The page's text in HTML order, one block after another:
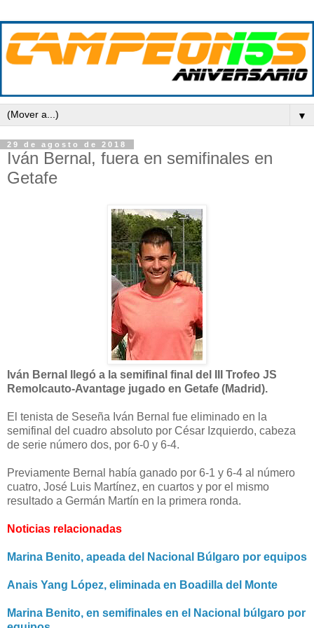
▼
29 de agosto de 2018
Iván Bernal, fuera en semifinales en
Getafe
Iván Bernal llegó a la semifinal final del III Trofeo JS
Remolcauto-Avantage jugado en Getafe (Madrid).
El tenista de Seseña Iván Bernal fue eliminado en la
semifinal del cuadro absoluto por César Izquierdo, cabeza
de serie número dos, por 6-0 y 6-4.
Previamente Bernal había ganado por 6-1 y 6-4 al número
cuatro, José Luis Martínez, en cuartos y por el mismo
resultado a Germán Martín en la primera ronda.
Noticias relacionadas
Marina Benito, apeada del Nacional Búlgaro por equipos
Anais Yang López, eliminada en Boadilla del Monte
Marina Benito, en semifinales en el Nacional búlgaro por